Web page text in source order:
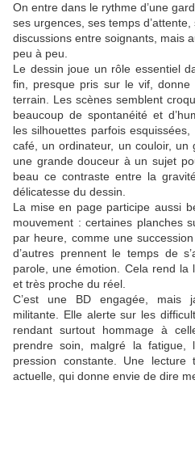
On entre dans le rythme d’une
ses urgences, ses temps
discussions entre soignants, mais
peu à peu.
Le dessin joue un rôle essentiel
fin, presque pris sur le vif,
terrain. Les scènes semblent
beaucoup de spontanéité et
les silhouettes parfois
café, un ordinateur, un couloir,
une grande douceur à un sujet
beau ce contraste entre la
délicatesse du dessin.
La mise en page participe aussi
mouvement : certaines planches
par heure, comme une
d’autres prennent le temps de
parole, une émotion. Cela rend la
et très proche du réel.
C’est une BD engagée, mais
militante. Elle alerte sur les
rendant surtout hommage à
prendre soin, malgré la
pression constante. Une lecture
actuelle, qui donne envie de dire